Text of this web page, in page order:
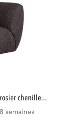
chenille...
semaines